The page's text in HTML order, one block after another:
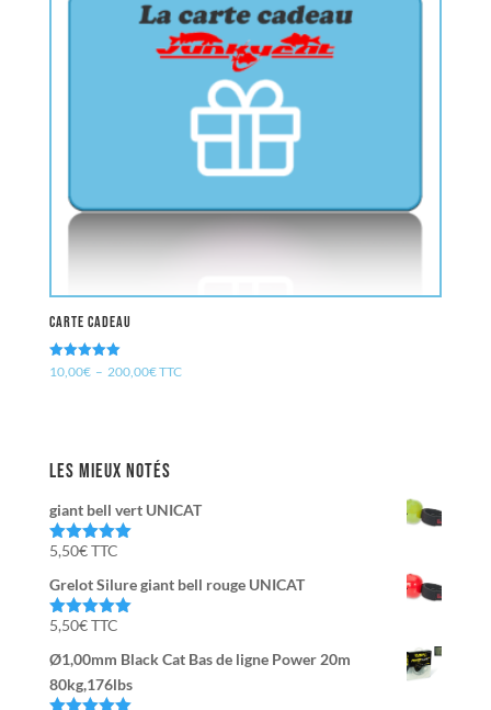
Carte Cadeau
Note
5.00
10,00€ – 200,00€Plage
à
TTC
Les mieux notés
giant bell vert UNICAT
Note5.00
5,50€TTC
Grelot Silure giant bell rouge UNICAT
Note5.00
5,50€TTC
Ø1,00mm Black Cat Bas de ligne Power 20m
80kg,176lbs